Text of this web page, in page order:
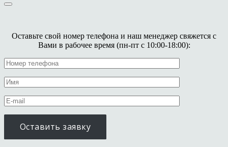
Оставьте свой номер телефона и наш менеджер свяжется с
Вами в рабочее время (пн-пт с 10:00-18:00):